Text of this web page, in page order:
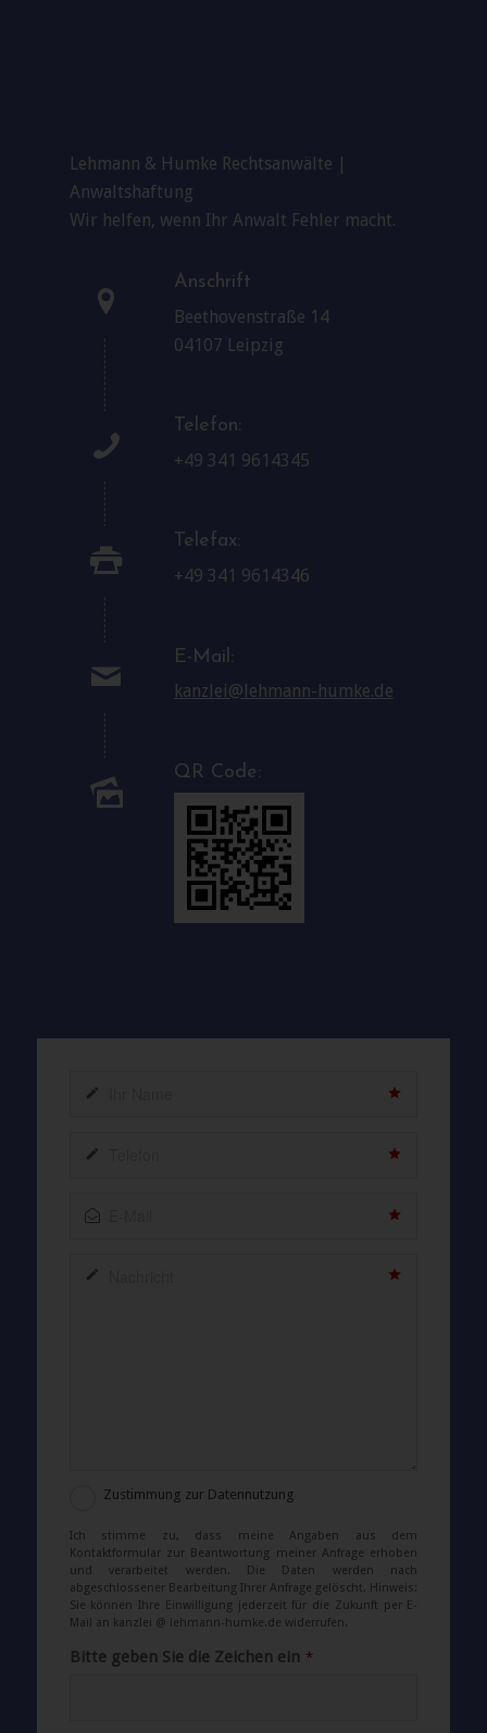
Lehmann & Humke Rechtsanwälte |
Anwaltshaftung
Wir helfen, wenn Ihr Anwalt Fehler macht.
Anschrift
Beethovenstraße 14
04107 Leipzig
Telefon:
+49 341 9614345
Telefax:
+49 341 9614346
E-Mail:
kanzlei@lehmann-humke.de
QR Code:
Zustimmung zur Datennutzung
Ich stimme zu, dass meine Angaben aus dem
Kontaktformular zur Beantwortung meiner Anfrage erhoben
und verarbeitet werden. Die Daten werden nach
abgeschlossener Bearbeitung Ihrer Anfrage gelöscht. Hinweis:
Sie können Ihre Einwilligung jederzeit für die Zukunft per E-
Mail an kanzlei @ lehmann-humke.de widerrufen.
Bitte geben Sie die Zeichen ein *